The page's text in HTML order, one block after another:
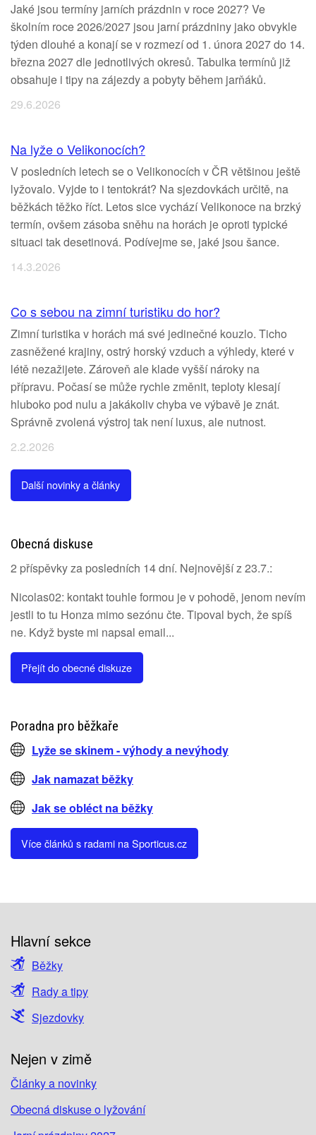
Jaké jsou termíny jarních prázdnin v roce 2027? Ve
školním roce 2026/2027 jsou jarní prázdniny jako obvykle
týden dlouhé a konají se v rozmezí od 1. února 2027 do 14.
března 2027 dle jednotlivých okresů. Tabulka termínů již
obsahuje i tipy na zájezdy a pobyty během jarňáků.
29.6.2026
Na lyže o Velikonocích?
V posledních letech se o Velikonocích v ČR většinou ještě
lyžovalo. Vyjde to i tentokrát? Na sjezdovkách určitě, na
běžkách těžko říct. Letos sice vychází Velikonoce na brzký
termín, ovšem zásoba sněhu na horách je oproti typické
situaci tak desetinová. Podívejme se, jaké jsou šance.
14.3.2026
Co s sebou na zimní turistiku do hor?
Zimní turistika v horách má své jedinečné kouzlo. Ticho
zasněžené krajiny, ostrý horský vzduch a výhledy, které v
létě nezažijete. Zároveň ale klade vyšší nároky na
přípravu. Počasí se může rychle změnit, teploty klesají
hluboko pod nulu a jakákoliv chyba ve výbavě je znát.
Správně zvolená výstroj tak není luxus, ale nutnost.
2.2.2026
Další novinky a články
Obecná diskuse
2 příspěvky za posledních 14 dní. Nejnovější z 23.7.:
Nicolas02: kontakt touhle formou je v pohodě, jenom nevím
jestli to tu Honza mimo sezónu čte. Tipoval bych, že spíš
ne. Když byste mi napsal email...
Přejít do obecné diskuze
Poradna pro běžkaře
Lyže se skinem - výhody a nevýhody
Jak namazat běžky
Jak se obléct na běžky
Více článků s radami na Sporticus.cz
Hlavní sekce
Běžky
Rady a tipy
Sjezdovky
Nejen v zimě
Články a novinky
Obecná diskuse o lyžování